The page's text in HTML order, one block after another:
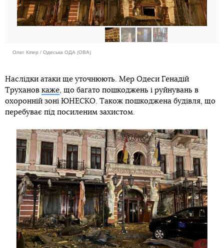
Олег Кіпер / Одеська ОДА (ОВА)
Наслідки атаки ще уточнюють. Мер Одеси Генадій
Труханов каже, що багато пошкоджень і руйнувань в
охоронній зоні ЮНЕСКО. Також пошкоджена будівля, що
перебуває під посиленим захистом.